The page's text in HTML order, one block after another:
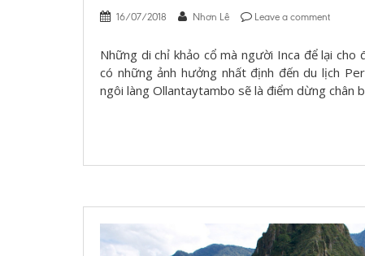
16/07/2018 Nhơn Lê Leave a comment
Những di chỉ khảo cổ mà người Inca để lại cho
có những ảnh hưởng nhất định đến du lịch
ngôi làng Ollantaytambo sẽ là điểm dừng chân